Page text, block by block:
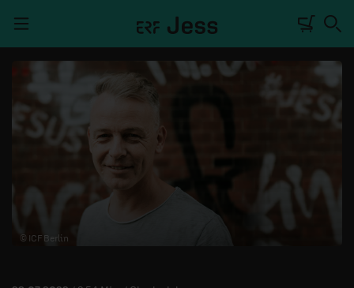
TALKWERK
REPORTAGE
RADIO
MITMACHEN
© ICF Berlin